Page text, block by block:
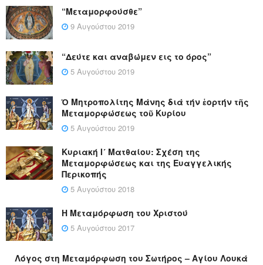
“Μεταμορφούσθε”
9 Αυγούστου 2019
“Δεύτε και αναβώμεν εις το όρος”
5 Αυγούστου 2019
Ὁ Μητροπολίτης Μάνης διά τήν ἑορτήν τῆς
Μεταμορφώσεως τοῦ Κυρίου
5 Αυγούστου 2019
Κυριακή Ι´ Ματθαίου: Σχέση της
Μεταμορφώσεως και της Ευαγγελικής
Περικοπής
5 Αυγούστου 2018
Η Μεταμόρφωση του Χριστού
5 Αυγούστου 2017
Λόγος στη Μεταμόρφωση του Σωτήρος – Αγίου Λουκά